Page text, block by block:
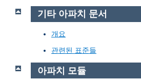
기타 아파치 문서
개요
관련된 표준들
아파치 모듈